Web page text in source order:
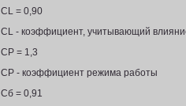
CL = 0,90
CL - коэффициент, учитывающий
CP = 1,3
CP - коэффициент режима работы
Cб = 0,91